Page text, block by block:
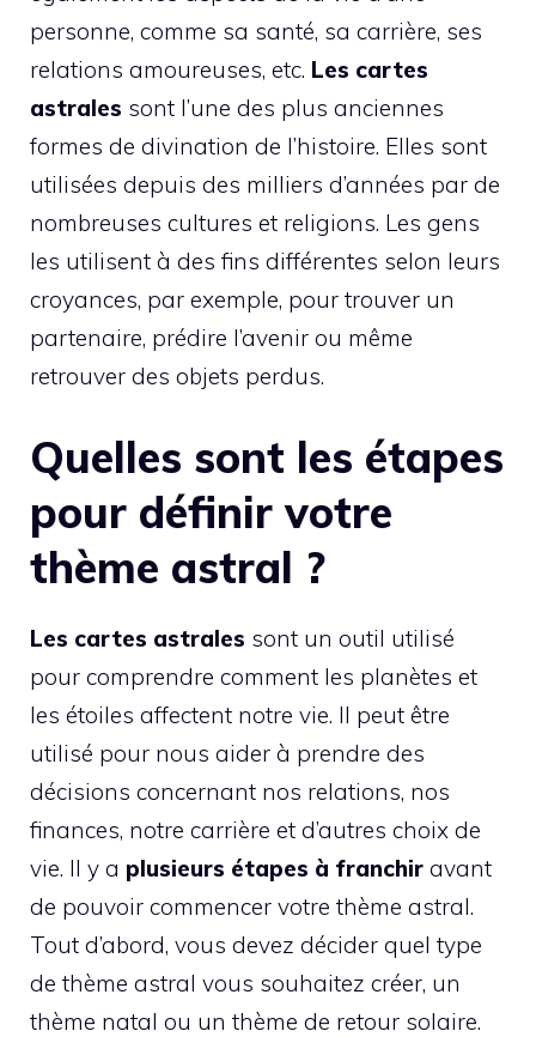
personne, comme sa santé, sa carrière, ses
relations amoureuses, etc. Les cartes
astrales sont l’une des plus anciennes
formes de divination de l’histoire. Elles sont
utilisées depuis des milliers d’années par de
nombreuses cultures et religions. Les gens
les utilisent à des fins différentes selon leurs
croyances, par exemple, pour trouver un
partenaire, prédire l’avenir ou même
retrouver des objets perdus.
Quelles sont les étapes
pour définir votre
thème astral ?
Les cartes astrales sont un outil utilisé
pour comprendre comment les planètes et
les étoiles affectent notre vie. Il peut être
utilisé pour nous aider à prendre des
décisions concernant nos relations, nos
finances, notre carrière et d’autres choix de
vie. Il y a plusieurs étapes à franchir avant
de pouvoir commencer votre thème astral.
Tout d’abord, vous devez décider quel type
de thème astral vous souhaitez créer, un
thème natal ou un thème de retour solaire.